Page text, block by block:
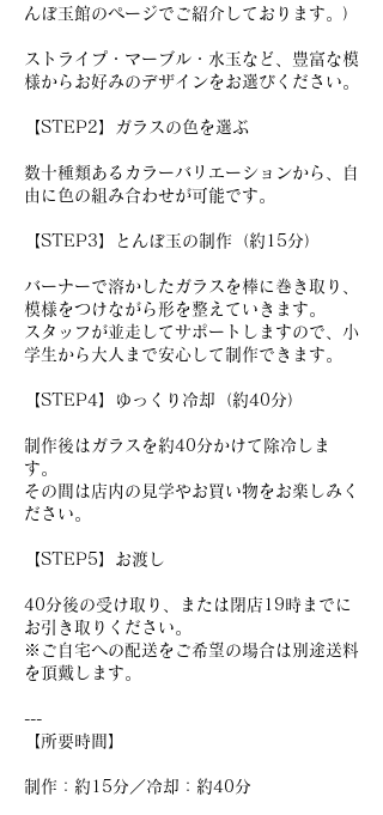
んぼ玉館のページでご紹介しております。）
ストライプ・マーブル・水玉など、豊富な模
様からお好みのデザインをお選びください。
【STEP2】ガラスの色を選ぶ
数十種類あるカラーバリエーションから、自
由に色の組み合わせが可能です。
【STEP3】とんぼ玉の制作（約15分）
バーナーで溶かしたガラスを棒に巻き取り、
模様をつけながら形を整えていきます。
スタッフが並走してサポートしますので、小
学生から大人まで安心して制作できます。
【STEP4】ゆっくり冷却（約40分）
制作後はガラスを約40分かけて除冷しま
す。
その間は店内の見学やお買い物をお楽しみく
ださい。
【STEP5】お渡し
40分後の受け取り、または閉店19時までに
お引き取りください。
※ご自宅への配送をご希望の場合は別途送料
を頂戴します。
---
【所要時間】
制作：約15分／冷却：約40分